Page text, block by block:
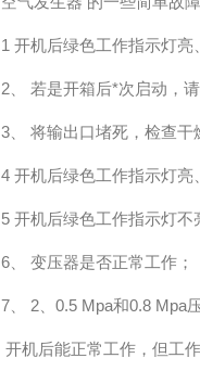
1 开机后绿色工作指示灯
2、 若是开箱后*次启动，
3、 将输出口堵死，检查
4 开机后绿色工作指示灯
5 开机后绿色工作指示灯
6、 变压器是否正常工
7、 2、0.5 Mpa和0.8
开机后能正常工作，但工